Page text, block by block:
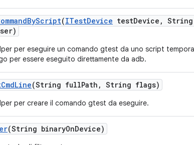
ByScript(ITestDevice testDevice , String
per eseguire un comando gtest da uno script
per essere eseguito direttamente da adb.
CmdLine(String fullPath , String flags)
per creare il comando gtest da eseguire.
(String binaryOnDevice)